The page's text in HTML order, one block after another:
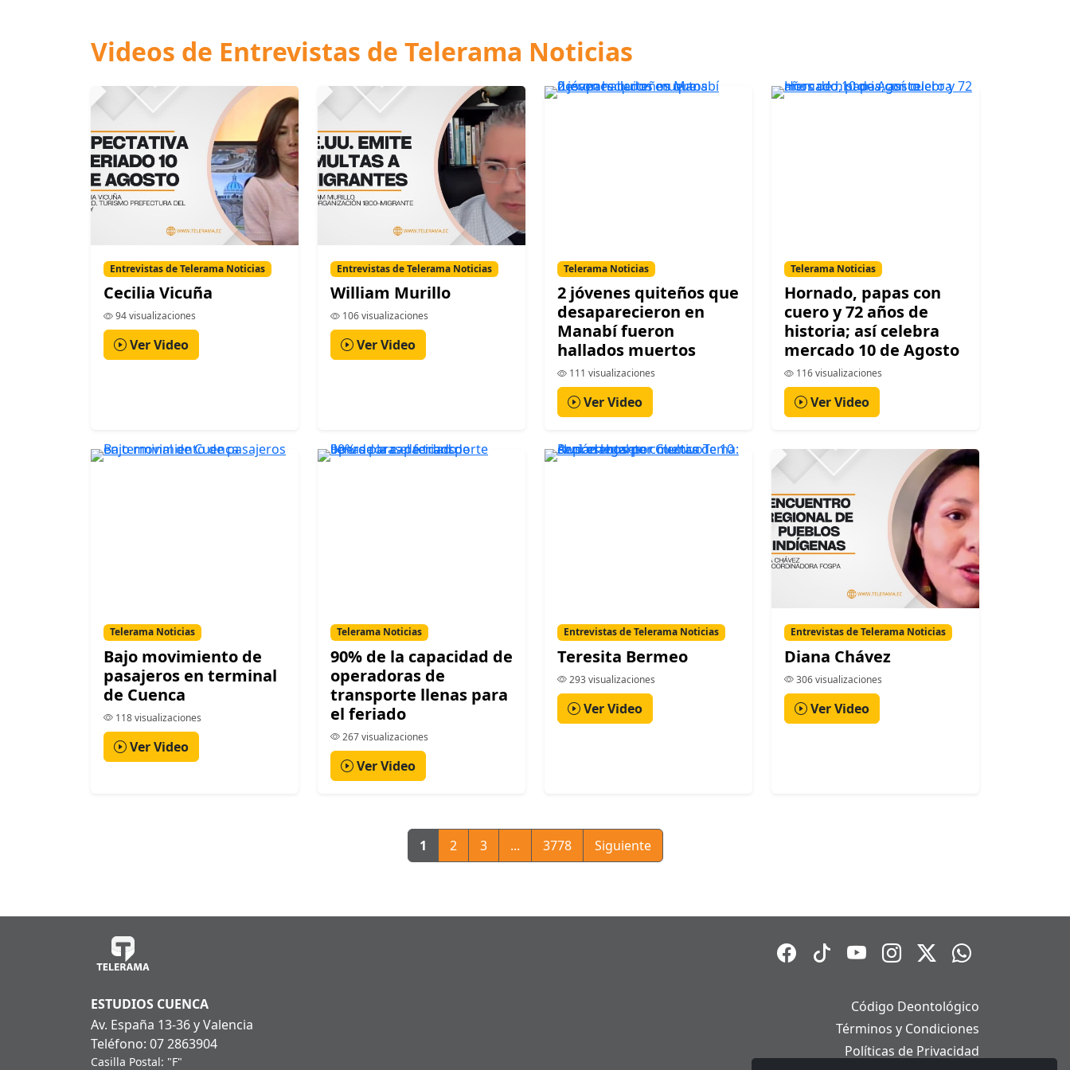
Videos de Entrevistas de Telerama Noticias
Entrevistas de Telerama Noticias
Cecilia Vicuña
94 visualizaciones
Ver Video
Entrevistas de Telerama Noticias
William Murillo
106 visualizaciones
Ver Video
Telerama Noticias
2 jóvenes quiteños que
desaparecieron en
Manabí fueron
hallados muertos
111 visualizaciones
Ver Video
Telerama Noticias
Hornado, papas con
cuero y 72 años de
historia; así celebra
mercado 10 de Agosto
116 visualizaciones
Ver Video
Telerama Noticias
Bajo movimiento de
pasajeros en terminal
de Cuenca
118 visualizaciones
Ver Video
Telerama Noticias
90% de la capacidad de
operadoras de
transporte llenas para
el feriado
267 visualizaciones
Ver Video
Entrevistas de Telerama Noticias
Teresita Bermeo
293 visualizaciones
Ver Video
Entrevistas de Telerama Noticias
Diana Chávez
306 visualizaciones
Ver Video
1 2 3 ... 3778 Siguiente
ESTUDIOS CUENCA
Av. España 13-36 y Valencia
Teléfono: 07 2863904
Casilla Postal: "F"
Código Deontológico
Términos y Condiciones
Políticas de Privacidad